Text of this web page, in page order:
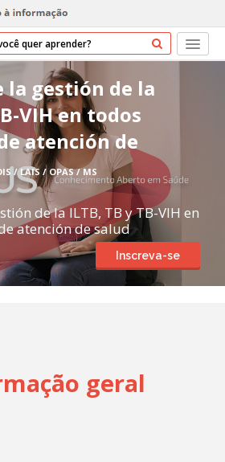
Início
Cursos
Parceiros
Sobre nós
Transparência
Repositório
Cadastrar
la gestión de la
VIH en todos
atención de
/ LAIS / OPAS / MS
de la ILTB, TB y TB-VIH en
atención de salud
Inscreva-se
geral